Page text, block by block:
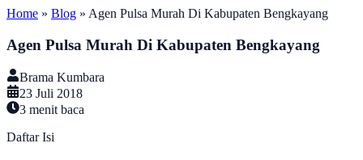
Home » Blog » Agen Pulsa Murah Di Kabupaten Bengkayang
Agen Pulsa Murah Di Kabupaten Bengkayang
Brama Kumbara
23 Juli 2018
3 menit baca
Daftar Isi